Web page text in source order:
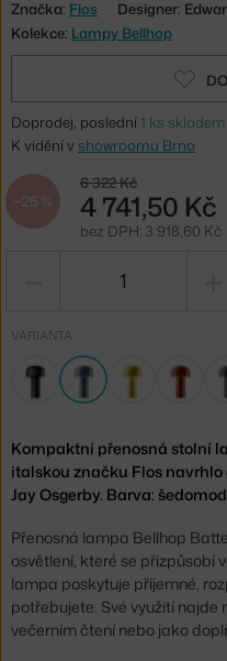
Značka: Flos
Designer:
Kolekce: Lampy Bellhop
Doprodej, poslední1 ks skladem
K vidění v showroomu Brno
−25 %
6 322 Kč
4 741,50 Kč
bez DPH: 3 918,60 Kč
VARIANTA
Kompaktní přenosná stolní
italskou značku Flos
Jay Osgerby. Barva:
Přenosná lampa Bellhop
osvětlení, které se přizpůsobí
lampa poskytuje příjemné,
potřebujete. Své využití
večerním čtení nebo jako